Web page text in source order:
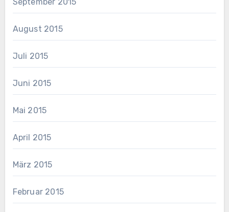
August 2015
Juli 2015
Juni 2015
Mai 2015
April 2015
März 2015
Februar 2015